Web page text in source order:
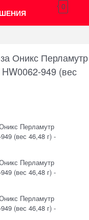
0
Оникс Перламутр
949 (вес